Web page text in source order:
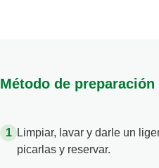
Método de preparación
Limpiar, lavar y darle un
picarlas y reservar.